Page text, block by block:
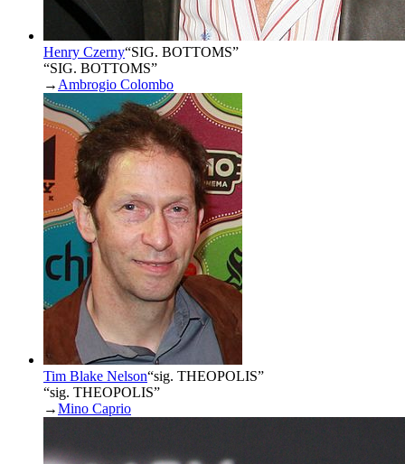
Henry Czerny“SIG. BOTTOMS”
“SIG. BOTTOMS”
→ Ambrogio Colombo
Tim Blake Nelson“sig. THEOPOLIS”
“sig. THEOPOLIS”
→Mino Caprio